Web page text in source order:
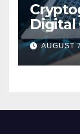
Digital
AUGUST